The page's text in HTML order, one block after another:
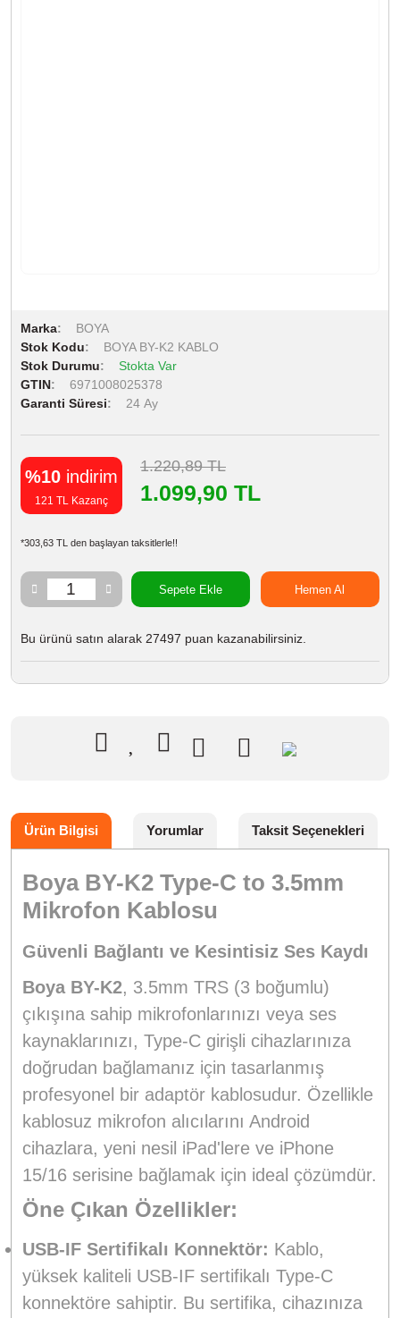
Marka
BOYA
Stok Kodu
BOYA BY-K2 KABLO
Stok Durumu
Stokta Var
GTIN
6971008025378
Garanti Süresi
24 Ay
%10 indirim
121 TL Kazanç
1.220,89 TL
1.099,90 TL
*303,63 TL den başlayan taksitlerle!!
Sepete Ekle Hemen Al
Bu ürünü satın alarak 27497 puan kazanabilirsiniz.
Ürün Bilgisi Yorumlar Taksit Seçenekleri
Boya BY-K2 Type-C to 3.5mm
Mikrofon Kablosu
Güvenli Bağlantı ve Kesintisiz Ses Kaydı
Boya BY-K2, 3.5mm TRS (3 boğumlu)
çıkışına sahip mikrofonlarınızı veya ses
kaynaklarınızı, Type-C girişli cihazlarınıza
doğrudan bağlamanız için tasarlanmış
profesyonel bir adaptör kablosudur. Özellikle
kablosuz mikrofon alıcılarını Android
cihazlara, yeni nesil iPad'lere ve iPhone
15/16 serisine bağlamak için ideal çözümdür.
Öne Çıkan Özellikler:
USB-IF Sertifikalı Konnektör: Kablo,
yüksek kaliteli USB-IF sertifikalı Type-C
konnektöre sahiptir. Bu sertifika, cihazınıza